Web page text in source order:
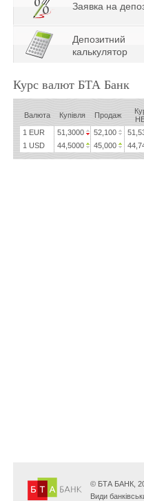
Заявка на
Депозитний
калькулятор
Курс валют БТА Банк
Валюта Купівля Продаж
1 EUR
51,3000 52,100
1 USD
44,5000 45,000
© БТА БАНК,
Види